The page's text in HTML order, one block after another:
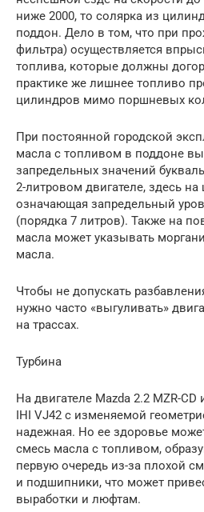
ниже 2000, то солярка из
поддон. Дело в том, что при
фильтра) осуществляется
топлива, которые должны
практике же лишнее топливо
цилиндров мимо поршневых
При постоянной городской
масла с топливом в поддоне
запредельных значений
2-литровом двигателе, здесь на
означающая запредельный
(порядка 7 литров). Также на
масла может указывать
масла.
Чтобы не допускать
нужно часто «выгуливать»
на трассах.
Турбина
На двигателе Mazda 2.2 MZR-CD
IHI VJ42 с изменяемой
надежная. Но ее здоровье
смесь масла с топливом,
первую очередь из-за плохой
и подшипники, что может
выработки и люфтам.